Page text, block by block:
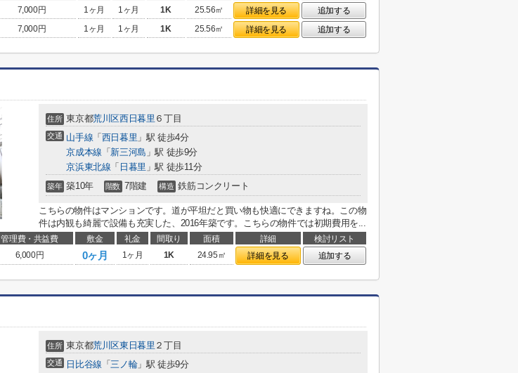
7,000円 1ヶ月 1ヶ月 1K 25.56㎡ 詳細を見る
追加する
7,000円 1ヶ月 1ヶ月 1K 25.56㎡ 詳細を見る 追加する
住所 東京都荒川区西日暮里 ６丁目
交通 山手線 「 西日暮里 」駅 徒歩4分
京成本線 「 新三河島 」駅 徒歩9分
京浜東北線 「 日暮里 」駅 徒歩11分
築年 築10年 階数 7階建 構造 鉄筋コンクリート
こちらの物件はマンションです。道が平坦だと買い物も快適にできますね。この物
件は内観も綺麗で設備も充実した、2016年築です。こちらの物件では初期費用を...
管理費・共益費 敷金 礼金 間取り 面積 詳細
検討リスト
6,000円 0ヶ月 1ヶ月 1K 24.95㎡ 詳細を見る 追加する
住所 東京都荒川区東日暮里 ２丁目
交通 日比谷線 「三ノ輪」駅 徒歩9分